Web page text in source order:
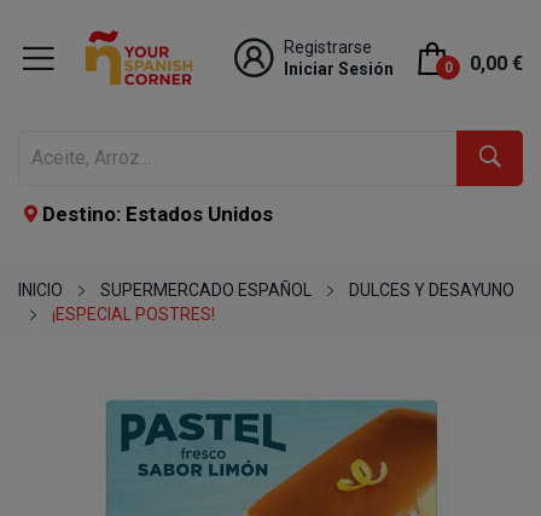
Registrarse
Iniciar Sesión
0 0,00 €
Destino: Estados Unidos
INICIO SUPERMERCADO ESPAÑOL
DULCES Y DESAYUNO
¡ESPECIAL POSTRES!